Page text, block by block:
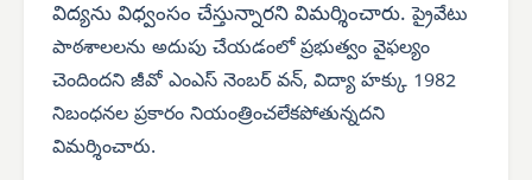
విద్యను విధ్వంసం చేస్తున్నారని విమర్శించారు.ప్రైవేటు
పాఠశాలలను అదుపు చేయడంలో ప్రభుత్వం వైఫల్యం
చెందిందని జీవో ఎంఎస్ నెంబర్ వన్, విద్యా హక్కు 1982
నిబంధనల ప్రకారం నియంత్రించలేకపోతున్నదని
విమర్శించారు.